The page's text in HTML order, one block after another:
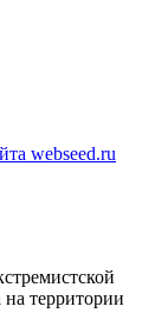
на территории